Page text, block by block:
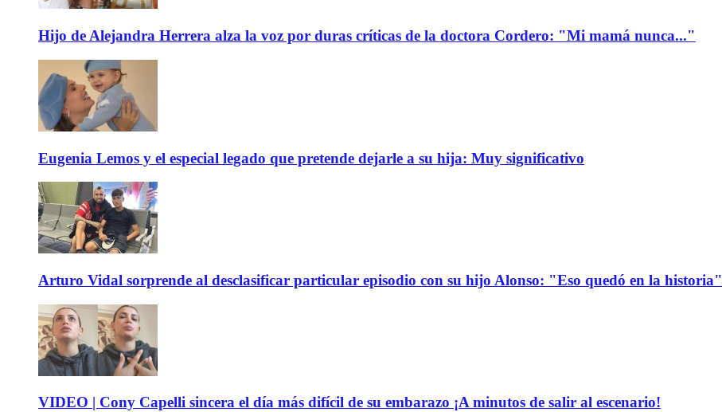
Hijo de Alejandra Herrera alza la voz por duras críticas de la doctora Cordero: "Mi mamá nunca..."
Eugenia Lemos y el especial legado que pretende dejarle a su hija: Muy significativo
Arturo Vidal sorprende al desclasificar particular episodio con su hijo Alonso: "Eso quedó en la historia"
VIDEO | Cony Capelli sincera el día más difícil de su embarazo ¡A minutos de salir al escenario!